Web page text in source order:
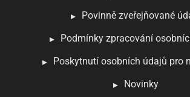
Povinně zveřejňované
Podmínky zpracování
Poskytnutí osobních údajů pro
Novinky